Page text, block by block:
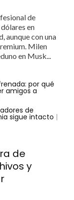
de
en
aunque con una
Milen
en Musk...
por qué
amigos a
de
sigue intacto |
de
y